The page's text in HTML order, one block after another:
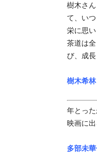
樹木さ
て、い
栄に思い
茶道は
び、成長
樹木希
年とっ
映画に
多部未